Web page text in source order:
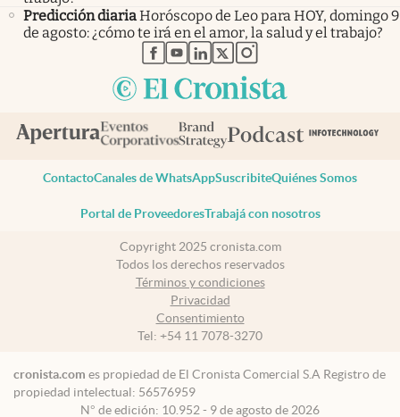
Predicción diariaHoróscopo de Leo para HOY, domingo 9
de agosto: ¿cómo te irá en el amor, la salud y el trabajo?
abre en nueva pestaña
abre en nueva pestaña
abre en nueva pestaña
abre en nueva pestaña
abre en nueva pestaña
ContactoCanales de WhatsAppSuscribiteQuiénes Somos
Portal de ProveedoresTrabajá con nosotros
Copyright 2025 cronista.com
Todos los derechos reservados
Términos y condiciones
Privacidad
Consentimiento
Tel: +54 11 7078-3270
cronista.com es propiedad de El Cronista Comercial S.A Registro de
propiedad intelectual: 56576959
N° de edición: 10.952 - 9 de agosto de 2026